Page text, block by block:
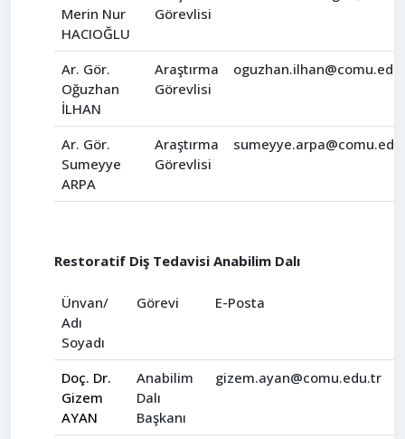
Merin Nur
HACIOĞLU
Görevlisi
Ar. Gör.
Oğuzhan
İLHAN
Araştırma
Görevlisi
Ar. Gör.
Sumeyye
ARPA
Araştırma
Görevlisi
Restoratif Diş Tedavisi Anabilim Dalı
Ünvan/
Adı
Soyadı
Görevi E-Posta
Doç. Dr.
Gizem
AYAN
Anabilim
Dalı
Başkanı
gizem.ayan@comu.edu.tr